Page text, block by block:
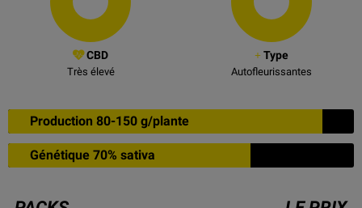
CBD
Très élevé
Type
Autofleurissantes
Production 80-150 g/plante
Génétique 70% sativa